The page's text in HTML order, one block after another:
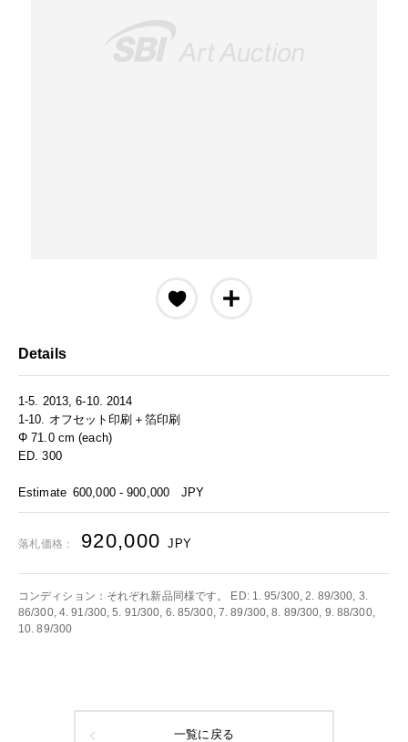
Details
1-5. 2013, 6-10. 2014
1-10. オフセット印刷＋箔印刷
Φ 71.0 cm (each)
ED. 300
Estimate 600,000 - 900,000 JPY
落札価格： 920,000 JPY
コンディション：それぞれ新品同様です。 ED: 1. 95/300, 2. 89/300, 3.
86/300, 4. 91/300, 5. 91/300, 6. 85/300, 7. 89/300, 8. 89/300, 9. 88/300,
10. 89/300
一覧に戻る